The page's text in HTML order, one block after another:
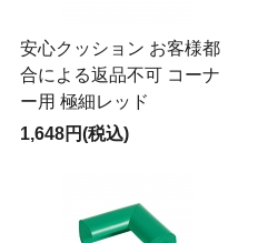
安心クッション お客様都
合による返品不可 コーナ
ー用 極細レッド
1,648円(税込)